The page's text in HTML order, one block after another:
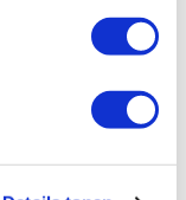
tip Hollowing